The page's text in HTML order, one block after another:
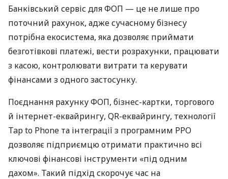
Банківський сервіс для ФОП — це не лише про
поточний рахунок, адже сучасному бізнесу
потрібна екосистема, яка дозволяє приймати
безготівкові платежі, вести розрахунки, працювати
з касою, контролювати витрати та керувати
фінансами з одного застосунку.
Поєднання рахунку ФОП, бізнес-картки, торгового
й інтернет-еквайрингу, QR-еквайрингу, технології
Tap to Phone та інтеграції з програмним РРО
дозволяє підприємцю отримати практично всі
ключові фінансові інструменти «під одним
дахом». Такий підхід скорочує час на